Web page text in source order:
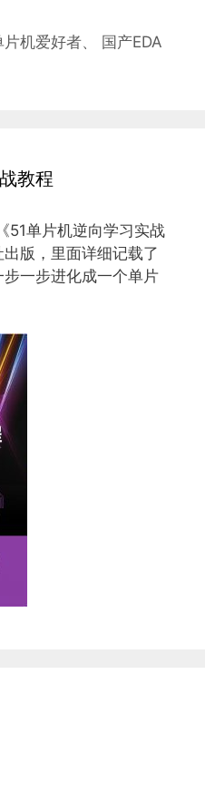
片机爱好者、 国产EDA
教程
51单片机逆向学习实战
版，里面详细记载了
一步进化成一个单片